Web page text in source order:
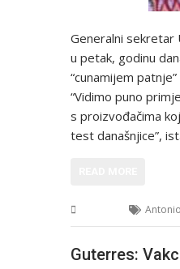
Generalni sekretar
u petak, godinu
“cunamijem
“Vidimo puno
s proizvođačima
test današnjice”,
Guterres: